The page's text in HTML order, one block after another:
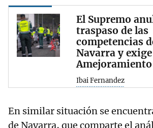
El Supremo
traspaso de las
competencias
Navarra y
Amejoramiento
Ibai Fernandez
En similar situación se
de Navarra, que comparte el